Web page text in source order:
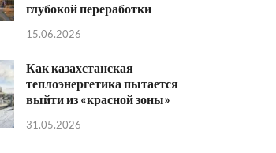
глубокой переработки
15.06.2026
Как казахстанская
теплоэнергетика пытается
выйти из «красной зоны»
31.05.2026